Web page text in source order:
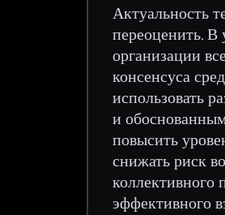
Актуальность
переоценить.
организации
консенсуса
использовать
и
повысить
снижать риск
коллективного
эффективного